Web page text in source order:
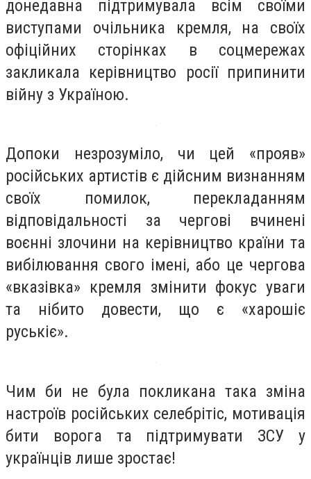
донедавна підтримувала всім своїми
виступами очільника кремля, на своїх
офіційних сторінках в соцмережах
закликала керівництво росії припинити
війну з Україною.
Допоки незрозуміло, чи цей «прояв»
російських артистів є дійсним визнанням
своїх помилок, перекладанням
відповідальності за чергові вчинені
воєнні злочини на керівництво країни та
вибілювання свого імені, або це чергова
«вказівка» кремля змінити фокус уваги
та нібито довести, що є «харошіє
руськіє».
Чим би не була покликана така зміна
настроїв російських селебрітіс, мотивація
бити ворога та підтримувати ЗСУ у
українців лише зростає!